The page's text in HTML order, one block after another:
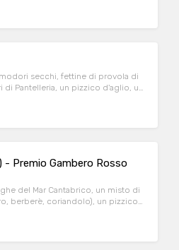
secchi, fettine di provola di
di Pantelleria, un pizzico d'aglio, un
- Premio Gambero Rosso
del Mar Cantabrico, un misto di
berberè, coriandolo), un pizzico